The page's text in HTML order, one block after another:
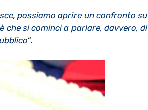
possiamo aprire un confronto su
che si cominci a parlare, davvero, di
“.